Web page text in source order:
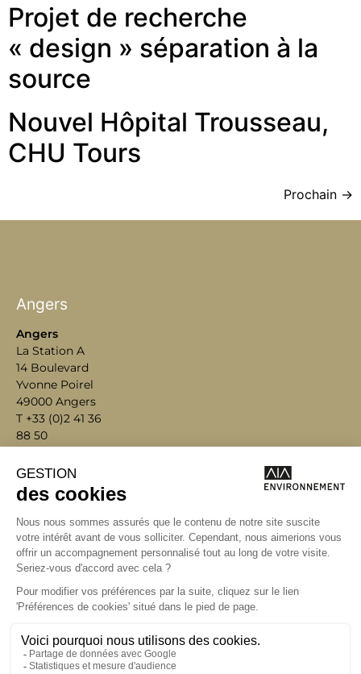
Projet de recherche
« design » séparation à la
source
Nouvel Hôpital Trousseau,
CHU Tours
Prochain →
Angers
Bordeaux
Lyon
Marseille
Nantes
Paris
Angers
La Station A
14 Boulevard
Yvonne Poirel
49000 Angers
T +33 (0)2 41 36
88 50
environnement@aialifedesigners.fr